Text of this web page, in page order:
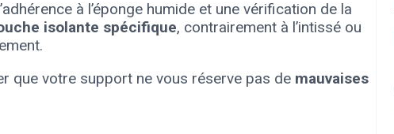
à l’éponge humide et une vérification de la
isolante spécifique, contrairement à l’intissé ou
que votre support ne vous réserve pas de mauvaises